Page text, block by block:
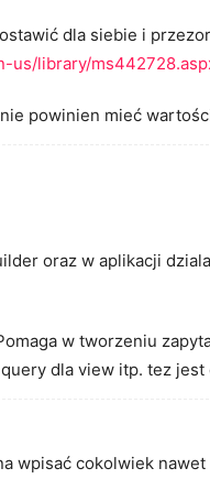
dla siebie i
us/library/
powinien mieć
oraz w aplikacji
w tworzeniu
dla view itp. tez jest
cokolwiek nawet